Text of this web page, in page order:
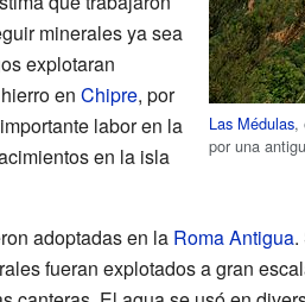
Las Médulas,
por una
minerales ya sea
explotaran
en Chipre, por
labor en la
en la isla
adoptadas en la Roma Antigua.
fueran explotados a gran